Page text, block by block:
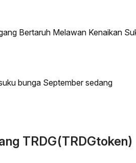
Bertaruh Melawan Kenaikan
bunga September sedang
TRDG(TRDGtoken)